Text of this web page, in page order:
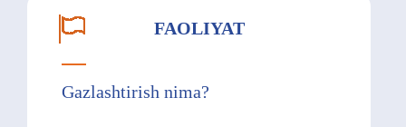
FAOLIYAT
Gazlashtirish nima?